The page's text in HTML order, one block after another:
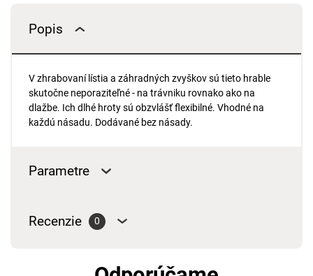
Popis
V zhrabovaní lístia a záhradných zvyškov sú tieto hrable
skutočne neporaziteľné - na trávniku rovnako ako na
dlažbe. Ich dlhé hroty sú obzvlášť flexibilné. Vhodné na
každú násadu. Dodávané bez násady.
Parametre
Recenzie 0